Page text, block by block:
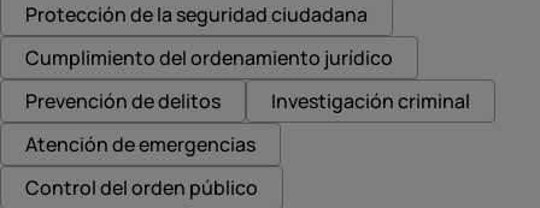
Protección de la seguridad ciudadana
Cumplimiento del ordenamiento jurídico
Prevención de delitos
Investigación criminal
Atención de emergencias
Control del orden público